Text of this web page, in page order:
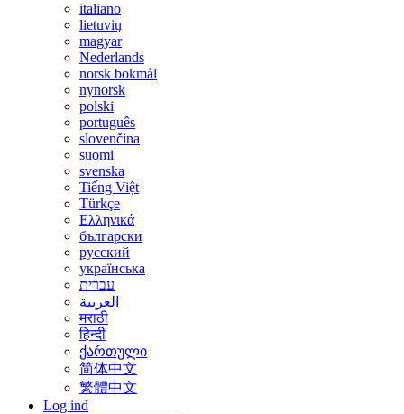
italiano
lietuvių
magyar
Nederlands
norsk bokmål
nynorsk
polski
português
slovenčina
suomi
svenska
Tiếng Việt
Türkçe
Ελληνικά
български
русский
українська
עברית
العربية
मराठी
हिन्दी
ქართული
简体中文
繁體中文
Log ind